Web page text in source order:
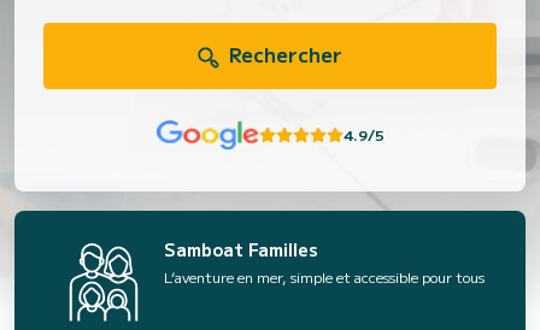
Rechercher
4.9/5
Samboat Familles
L’aventure en mer, simple et accessible pour tous